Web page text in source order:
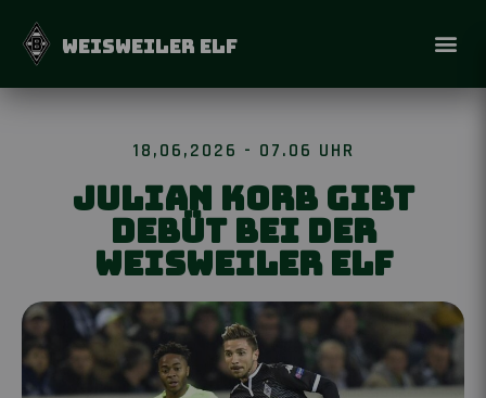
WEISWEILER ELF
18,06,2026 - 07.06 UHR
Julian Korb gibt
Debüt bei der
Weisweiler Elf